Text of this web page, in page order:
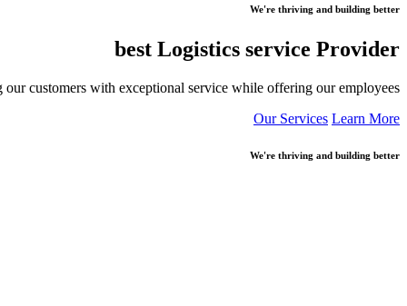
We're thriving and building better
best Logistics service Provider
customers with exceptional service while offering our employees
Our Services Learn More
We're thriving and building better